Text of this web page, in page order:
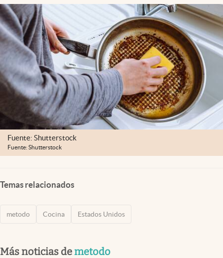
USA
Fuente: Shutterstock
Fuente: Shutterstock
Temas relacionados
metodo Cocina Estados Unidos
Más noticias demetodo